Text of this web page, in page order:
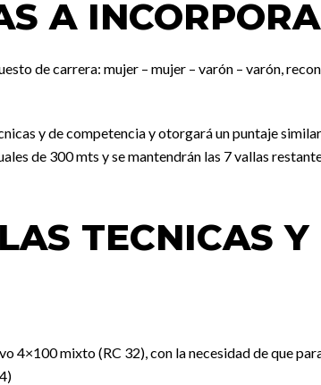
A
de carrera: mujer – mujer – varón – varón,
y de competencia y otorgará un puntaje
de 300 mts y se mantendrán las 7 vallas
TECNICAS Y
4×100 mixto (RC 32), con la necesidad de que